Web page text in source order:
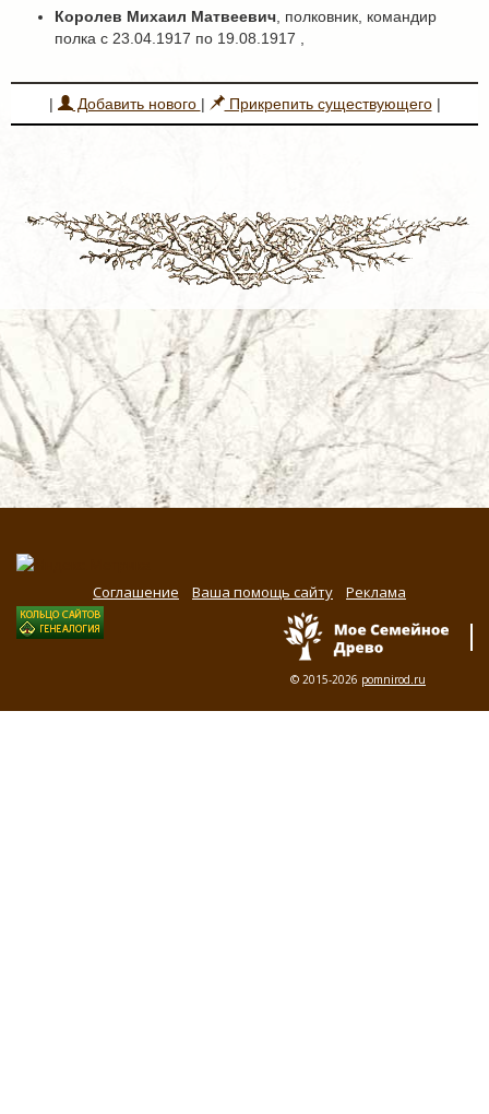
Королев Михаил Матвеевич , полковник, командир
полка с 23.04.1917 по 19.08.1917 ,
| Добавить нового | Прикрепить существующего|
Соглашение Ваша помощь сайту Реклама
© 2015-2026 pomnirod.ru